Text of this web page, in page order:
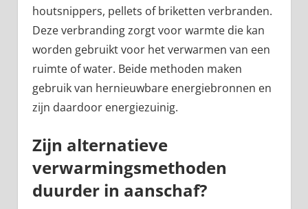
houtsnippers, pellets of briketten verbranden.
Deze verbranding zorgt voor warmte die kan
worden gebruikt voor het verwarmen van een
ruimte of water. Beide methoden maken
gebruik van hernieuwbare energiebronnen en
zijn daardoor energiezuinig.
Zijn alternatieve
verwarmingsmethoden
duurder in aanschaf?